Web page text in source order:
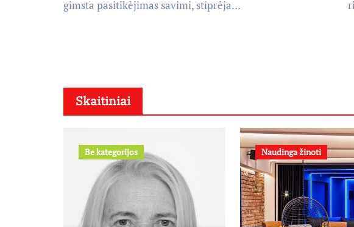
gimsta pasitikėjimas savimi, stiprėja…
Skaitiniai
Be kategorijos Naudinga žinoti